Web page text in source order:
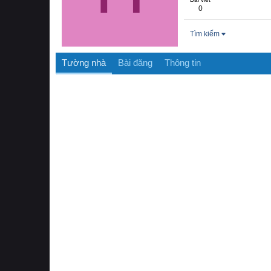
0
Tìm kiếm
Tường nhà Bài đăng Thông tin